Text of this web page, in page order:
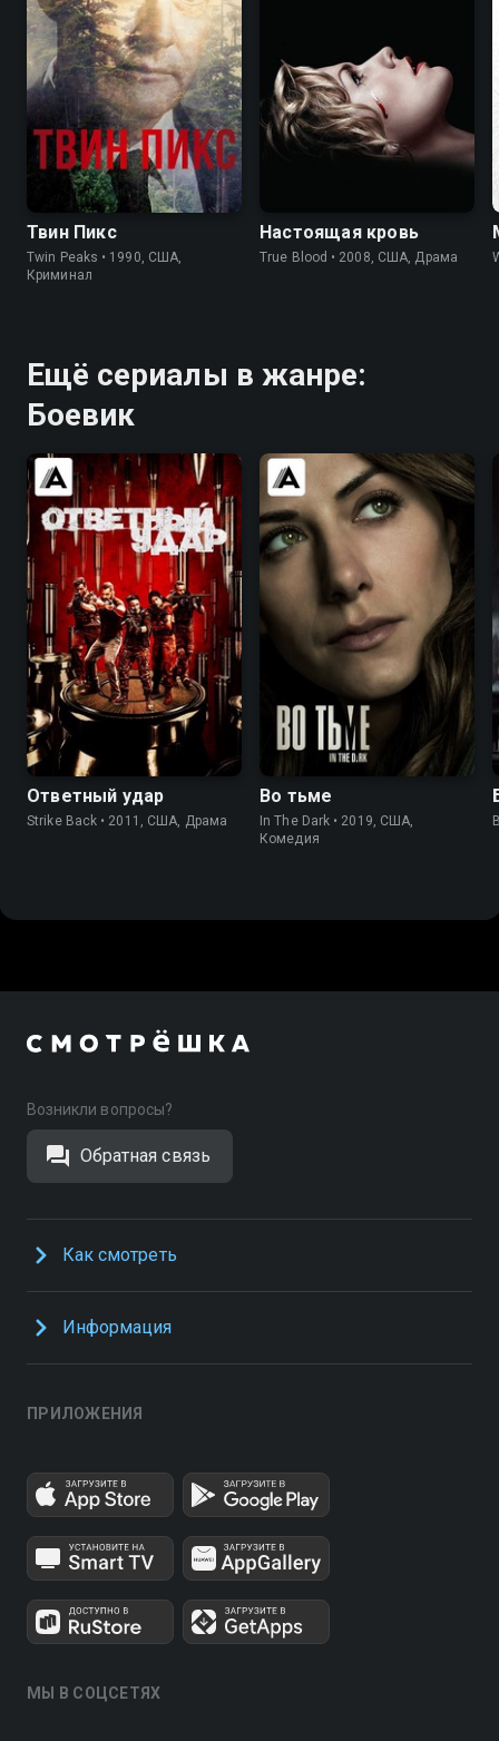
8.4 8.7
Твин Пикс
Twin Peaks • 1990, США,
Криминал
Настоящая кровь
True Blood • 2008, США, Драма
Ещё сериалы в жанре:
Боевик
7.5
Ответный удар
Strike Back • 2011, США, Драма
7.4 7.5
Во тьме
In The Dark • 2019, США,
Комедия
Возникли вопросы?
Обратная связь
Как смотреть
Информация
ПРИЛОЖЕНИЯ
МЫ В СОЦСЕТЯХ